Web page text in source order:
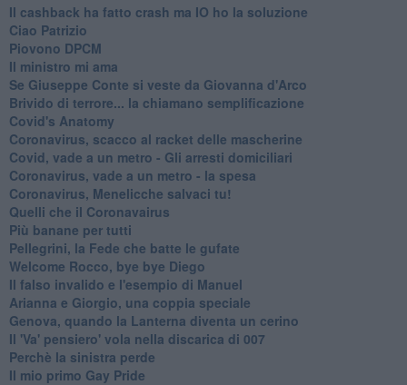
Il cashback ha fatto crash ma IO ho la soluzione
Ciao Patrizio
Piovono DPCM
Il ministro mi ama
Se Giuseppe Conte si veste da Giovanna d'Arco
Brivido di terrore... la chiamano semplificazione
Covid's Anatomy
Coronavirus, scacco al racket delle mascherine
Covid, vade a un metro - Gli arresti domiciliari
Coronavirus, vade a un metro - la spesa
Coronavirus, Menelicche salvaci tu!
Quelli che il Coronavairus
Più banane per tutti
Pellegrini, la Fede che batte le gufate
Welcome Rocco, bye bye Diego
Il falso invalido e l'esempio di Manuel
Arianna e Giorgio, una coppia speciale
Genova, quando la Lanterna diventa un cerino
Il 'Va' pensiero' vola nella discarica di 007
Perchè la sinistra perde
Il mio primo Gay Pride